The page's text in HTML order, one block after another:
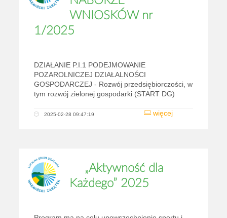
WNIOSKÓW nr
1/2025
DZIAŁANIE P.I.1 PODEJMOWANIE
POZAROLNICZEJ DZIAŁALNOŚCI
GOSPODARCZEJ - Rozwój przedsiębiorczości, w
tym rozwój zielonej gospodarki (START DG)
więcej
2025-02-28 09:47:19
„Aktywność dla
Każdego” 2025